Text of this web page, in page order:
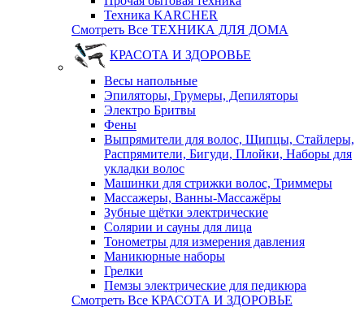
Техника KARCHER
Смотреть Все ТЕХНИКА ДЛЯ ДОМА
КРАСОТА И ЗДОРОВЬЕ
Весы напольные
Эпиляторы, Грумеры, Депиляторы
Электро Бритвы
Фены
Выпрямители для волос, Щипцы, Стайлеры,
Распрямители, Бигуди, Плойки, Наборы для
укладки волос
Машинки для стрижки волос, Триммеры
Массажеры, Ванны-Массажёры
Зубные щётки электрические
Солярии и сауны для лица
Тонометры для измерения давления
Маникюрные наборы
Грелки
Пемзы электрические для педикюра
Смотреть Все КРАСОТА И ЗДОРОВЬЕ